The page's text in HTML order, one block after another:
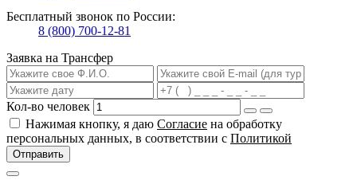
Бесплатный звонок по России:
8 (800) 700-12-81
Заявка на Трансфер
Кол-во человек
Нажимая кнопку, я даю Согласие на обработку
персональных данных, в соответствии с Политикой
Отправить